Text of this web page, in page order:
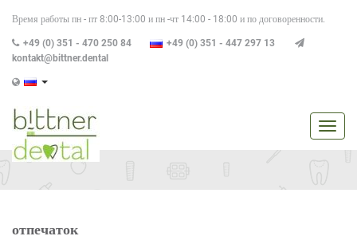
Время работы пн - пт 8:00-13:00 и пн -чт 14:00 - 18:00 и по договоренности.
+49 (0) 351 - 470 250 84
+49 (0) 351 - 447 297 13
kontakt@bittner.dental
отпечаток